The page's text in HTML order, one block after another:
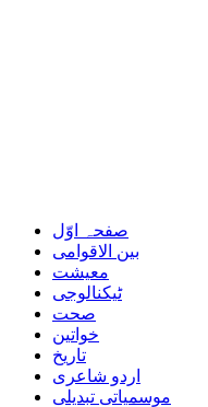
صفحہ اوّل
بین الاقوامی
معیشت
ٹیکنالوجی
صحت
خواتین
تاریخ
اردو شاعری
موسمیاتی تبدیلی